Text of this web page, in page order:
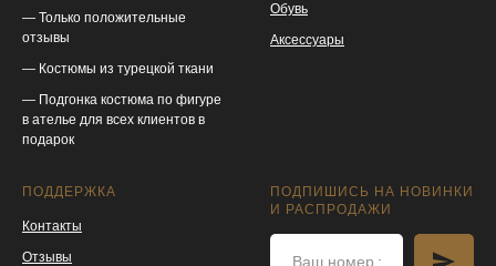
— Только положительные
отзывы
— Костюмы из турецкой ткани
— Подгонка костюма по фигуре
в ателье для всех клиентов в
подарок
Обувь
Аксессуары
ПОДДЕРЖКА
Контакты
Отзывы
ПОДПИШИСЬ НА НОВИНКИ
И РАСПРОДАЖИ